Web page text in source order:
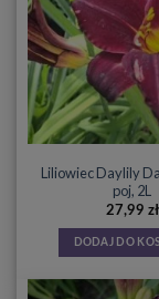
Liliowiec Daylily
poj, 2L
27,99 zł
DODAJ DO